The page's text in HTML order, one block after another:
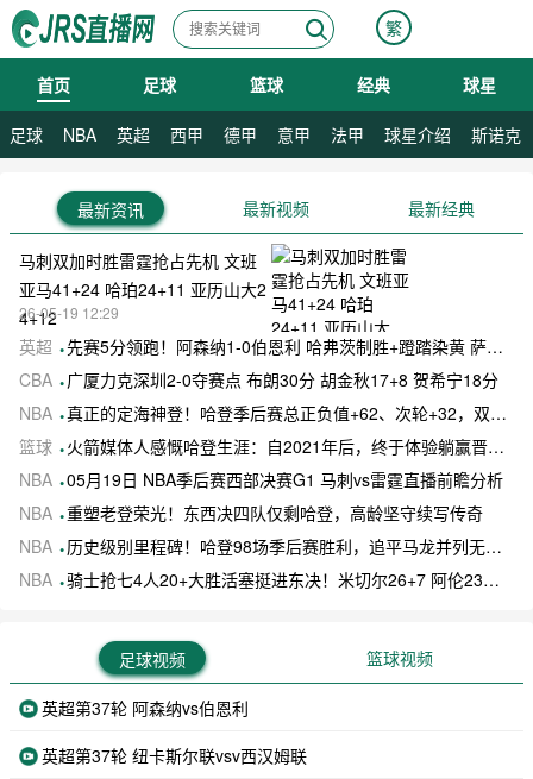
繁
首页 足球 篮球 经典 球星
足球 NBA 英超 西甲 德甲 意甲 法甲 球星介绍 斯诺克
最新资讯 最新视频 最新经典
马刺双加时胜雷霆抢占先机 文班
亚马41+24 哈珀24+11 亚历山大2
4+12
26-05-19 12:29
英超
先赛5分领跑！阿森纳1-0伯恩利 哈弗茨制胜+蹬踏染黄 萨卡献助攻
CBA
广厦力克深圳2-0夺赛点 布朗30分 胡金秋17+8 贺希宁18分
NBA 真正的定海神登！哈登季后赛总正负值+62、次轮+32，双数据领跑骑士全队
篮球
火箭媒体人感慨哈登生涯：自2021年后，终于体验躺赢晋级滋味
NBA 05月19日 NBA季后赛西部决赛G1 马刺vs雷霆直播前瞻分析
NBA 重塑老登荣光！东西决四队仅剩哈登，高龄坚守续写传奇
NBA
历史级别里程碑！哈登98场季后赛胜利，追平马龙并列无冠球员历史第一
NBA 骑士抢七4人20+大胜活塞挺进东决！米切尔26+7 阿伦23分 梅里尔23分 詹金斯17分
足球视频 篮球视频
英超第37轮 阿森纳vs伯恩利
英超第37轮 纽卡斯尔联vsv西汉姆联
08月08日 星期六
08月09日 星期日